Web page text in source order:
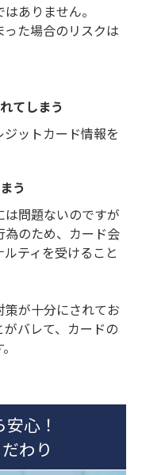
ありません。
た場合のリスクは
てしまう
ットカード情報を
う
問題ないのですが
為のため、カード会
ティを受けること
が十分にされてお
バレて、カードの
心！
わり